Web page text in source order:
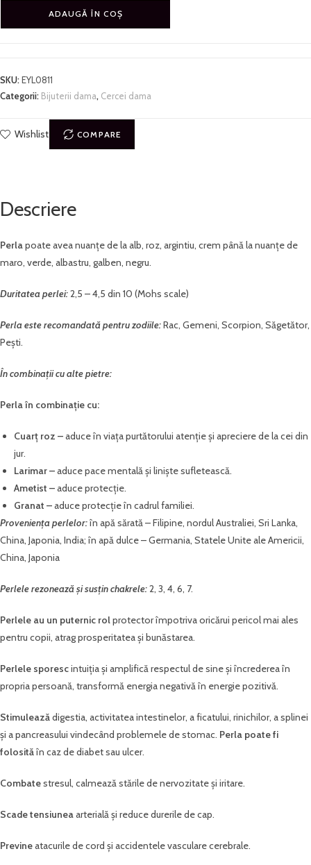
ADAUGĂ ÎN COȘ
SKU:EYL0811
Categorii: Bijuterii dama, Cercei dama
Wishlist COMPARE
Descriere
Perlapoate avea nuanțe de la alb, roz, argintiu, crem până la nuanțe de
maro, verde, albastru, galben, negru.
Duritatea perlei:2,5 – 4,5 din 10 (Mohs scale)
Perla este recomandată pentru zodiile:Rac, Gemeni, Scorpion, Săgetător,
Pești.
În combinații cu alte pietre:
Perla în combinație cu:
Cuarț roz –aduce în viața purtătorului atenție și apreciere de la cei din
jur.
Larimar –aduce pace mentală și liniște sufletească.
Ametist –aduce protecție.
Granat –aduce protecție în cadrul familiei.
Proveniența perlelor:în apă sărată – Filipine, nordul Australiei, Sri Lanka,
China, Japonia, India; în apă dulce – Germania, Statele Unite ale Americii,
China, Japonia
Perlele rezonează și susțin chakrele:2, 3, 4, 6, 7.
Perlele au un puternic rolprotector împotriva oricărui pericol mai ales
pentru copii, atrag prosperitatea și bunăstarea.
Perlele sporescintuiția și amplifică respectul de sine și încrederea în
propria persoană, transformă energia negativă în energie pozitivă.
Stimuleazădigestia, activitatea intestinelor, a ficatului, rinichilor, a splinei
și a pancreasului vindecând problemele de stomac. Perla poate fi
folosităîn caz de diabet sau ulcer.
Combatestresul, calmează stările de nervozitate și iritare.
Scade tensiuneaarterială și reduce durerile de cap.
Previneatacurile de cord și accidentele vasculare cerebrale.